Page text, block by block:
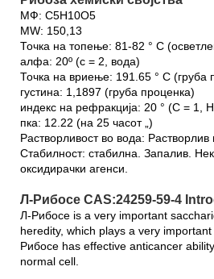
МФ: C5H10O5
MW: 150,13
Точка на топење: 81-82 ° C
алфа: 20º (c = 2, вода)
Точка на вриење: 191.65 ° C (груба
густина: 1,1897 (груба проценка)
индекс на рефракција: 20 ° (C = 1,
пка: 12.22 (на 25 часот „)
Растворливост во вода:
Стабилност: стабилна. Запалив.
оксидирачки агенси.
Л-Рибосе CAS:24259-59-4
Л-Рибосе is a very important
heredity, which plays a very
Рибосе has effective anticancer
normal cell.